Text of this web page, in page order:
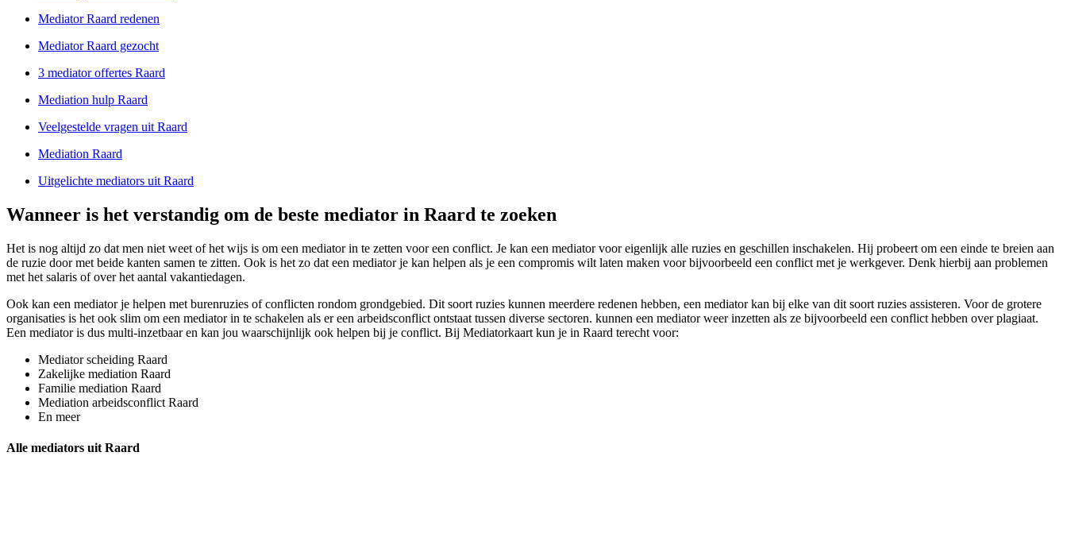
Mediator Raard redenen
Mediator Raard gezocht
3 mediator offertes Raard
Mediation hulp Raard
Veelgestelde vragen uit Raard
Mediation Raard
Uitgelichte mediators uit Raard
Wanneer is het verstandig om de beste mediator in Raard te zoeken
Het is nog altijd zo dat men niet weet of het wijs is om een mediator in te zetten voor een conflict. Je kan een mediator voor eigenlijk alle ruzies en geschillen inschakelen. Hij probeert om een einde te breien aan
de ruzie door met beide kanten samen te zitten. Ook is het zo dat een mediator je kan helpen als je een compromis wilt laten maken voor bijvoorbeeld een conflict met je werkgever. Denk hierbij aan problemen
met het salaris of over het aantal vakantiedagen.
Ook kan een mediator je helpen met burenruzies of conflicten rondom grondgebied. Dit soort ruzies kunnen meerdere redenen hebben, een mediator kan bij elke van dit soort ruzies assisteren. Voor de grotere
organisaties is het ook slim om een mediator in te schakelen als er een arbeidsconflict ontstaat tussen diverse sectoren. kunnen een mediator weer inzetten als ze bijvoorbeeld een conflict hebben over plagiaat.
Een mediator is dus multi-inzetbaar en kan jou waarschijnlijk ook helpen bij je conflict. Bij Mediatorkaart kun je in Raard terecht voor:
Mediator scheiding Raard
Zakelijke mediation Raard
Familie mediation Raard
Mediation arbeidsconflict Raard
En meer
Alle mediators uit Raard